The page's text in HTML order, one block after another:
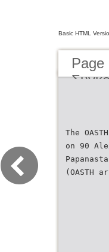
Basic HTML
Page
The
on 90
(OASTH